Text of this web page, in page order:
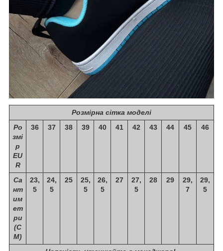
Розмірна сітка моделі
Ро
змі
р
EU
R
36 37 38 39 40 41 42 43 44 45 46
Са
нт
им
ет
ри
(С
М)
23,
5
24,
5
25
25,
5
26,
5
27
27,
5
28 29
29,
7
29,
5